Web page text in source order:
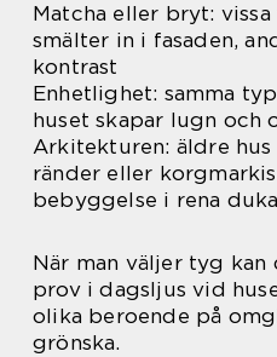
Matcha eller bryt:
smälter in i fasaden,
kontrast
Enhetlighet: samma
huset skapar lugn och
Arkitekturen: äldre hus
ränder eller
bebyggelse i rena
När man väljer tyg
prov i dagsljus vid
olika beroende på
grönska.